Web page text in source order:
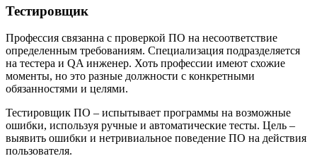
Тестировщик
Профессия связанна с проверкой ПО на несоответствие
определенным требованиям. Специализация подразделяется
на тестера и QA инженер. Хоть профессии имеют схожие
моменты, но это разные должности с конкретными
обязанностями и целями.
Тестировщик ПО – испытывает программы на возможные
ошибки, используя ручные и автоматические тесты. Цель –
выявить ошибки и нетривиальное поведение ПО на действия
пользователя.